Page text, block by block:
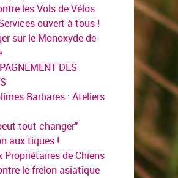
les Vols de Vélos
ouvert à tous !
sur le Monoxyde de
DES
Barbares : Ateliers
tout changer"
aux tiques !
Propriétaires de Chiens
le frelon asiatique